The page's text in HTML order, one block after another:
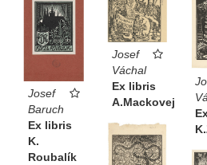
Josef
Baruch
Ex libris
K.
Roubalík
Josef
Váchal
Ex libris
A.Mackovej